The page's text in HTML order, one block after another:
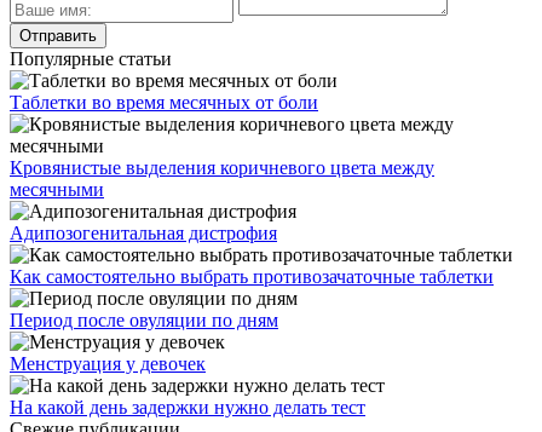
Популярные статьи
Таблетки во время месячных от боли
Кровянистые выделения коричневого цвета между
месячными
Адипозогенитальная дистрофия
Как самостоятельно выбрать противозачаточные таблетки
Период после овуляции по дням
Менструация у девочек
На какой день задержки нужно делать тест